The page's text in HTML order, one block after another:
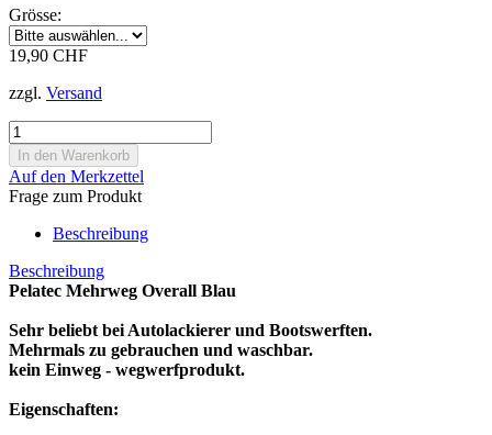
Grösse:
19,90 CHF
zzgl. Versand
Auf den Merkzettel
Frage zum Produkt
Beschreibung
Beschreibung
Pelatec Mehrweg Overall Blau
Sehr beliebt bei Autolackierer und Bootswerften.
Mehrmals zu gebrauchen und waschbar.
kein Einweg - wegwerfprodukt.
Eigenschaften: